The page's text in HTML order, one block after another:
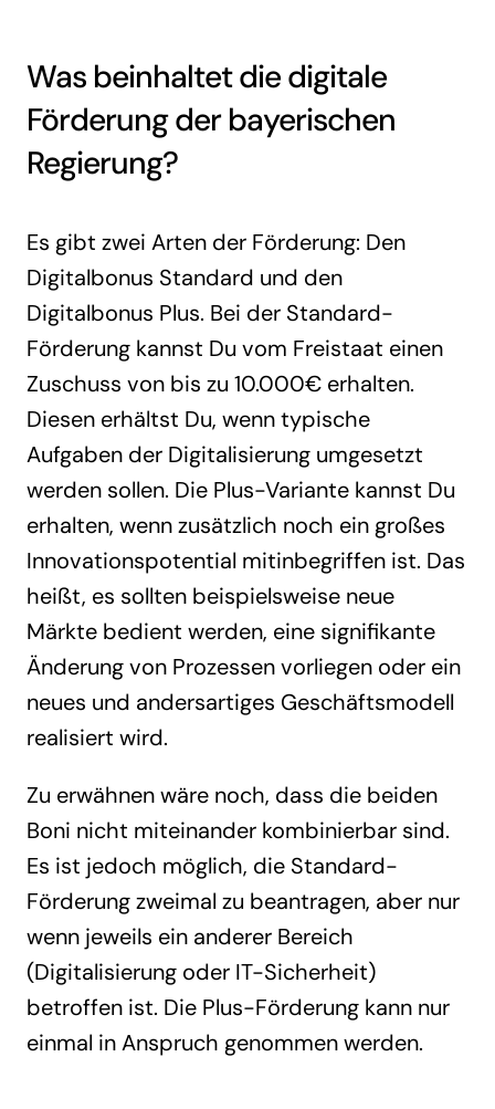
Was beinhaltet die digitale
Förderung der bayerischen
Regierung?
Es gibt zwei Arten der Förderung: Den
Digitalbonus Standard und den
Digitalbonus Plus. Bei der Standard-
Förderung kannst Du vom Freistaat einen
Zuschuss von bis zu 10.000€ erhalten.
Diesen erhältst Du, wenn typische
Aufgaben der Digitalisierung umgesetzt
werden sollen. Die Plus-Variante kannst Du
erhalten, wenn zusätzlich noch ein großes
Innovationspotential mitinbegriffen ist. Das
heißt, es sollten beispielsweise neue
Märkte bedient werden, eine signifikante
Änderung von Prozessen vorliegen oder ein
neues und andersartiges Geschäftsmodell
realisiert wird.
Zu erwähnen wäre noch, dass die beiden
Boni nicht miteinander kombinierbar sind.
Es ist jedoch möglich, die Standard-
Förderung zweimal zu beantragen, aber nur
wenn jeweils ein anderer Bereich
(Digitalisierung oder IT-Sicherheit)
betroffen ist. Die Plus-Förderung kann nur
einmal in Anspruch genommen werden.